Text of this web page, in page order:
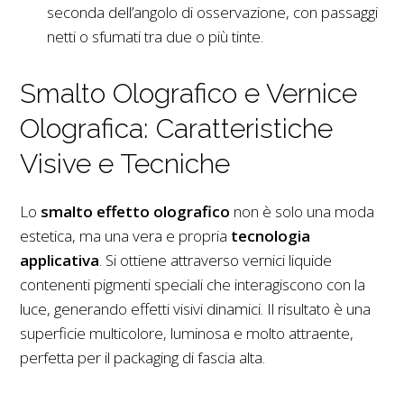
seconda dell’angolo di osservazione, con passaggi
netti o sfumati tra due o più tinte.
Smalto Olografico e Vernice
Olografica: Caratteristiche
Visive e Tecniche
Lo smalto effetto olografico non è solo una moda
estetica, ma una vera e propria tecnologia
applicativa. Si ottiene attraverso vernici liquide
contenenti pigmenti speciali che interagiscono con la
luce, generando effetti visivi dinamici. Il risultato è una
superficie multicolore, luminosa e molto attraente,
perfetta per il packaging di fascia alta.